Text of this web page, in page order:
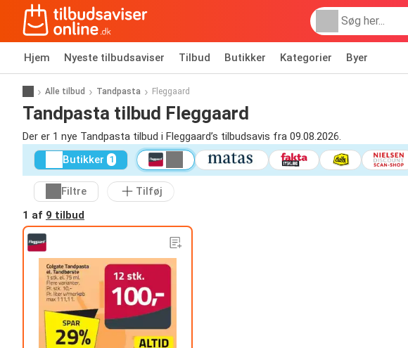
Hjem Nyeste tilbudsaviser Tilbud Butikker Kategorier Byer
Alle tilbud Tandpasta Fleggaard
Tandpasta tilbud Fleggaard
Der er 1 nye Tandpasta tilbud i Fleggaard’s tilbudsavis fra 09.08.2026.
Butikker 1
Filtre
Tilføj
1 af 9 tilbud